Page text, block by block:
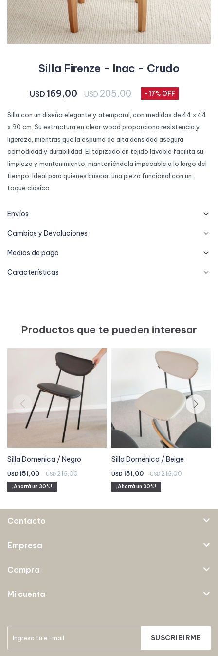
Silla Firenze - Inac - Crudo
USD 169,00 USD205,00 17
Silla con un diseño elegante y atemporal, con medidas de 44 x 44
x 90 cm. Su estructura en clear wood proporciona resistencia y
ligereza, mientras que la espuma de alta densidad asegura
comodidad y durabilidad. El tapizado en tejido lavable facilita su
limpieza y mantenimiento, manteniéndola impecable a lo largo del
tiempo. Ideal para quienes buscan una pieza funcional con un
toque clásico.
Envíos
Cambios y Devoluciones
Medios de pago
Características
Productos que te pueden interesar
Silla Domenica / Negro
USD 151,00 USD216,00
30
Silla Doménica / Beige
USD 151,00 USD216,00
30
SUSCRIBIRME
Contacto
Empresa
Compra
Mi cuenta